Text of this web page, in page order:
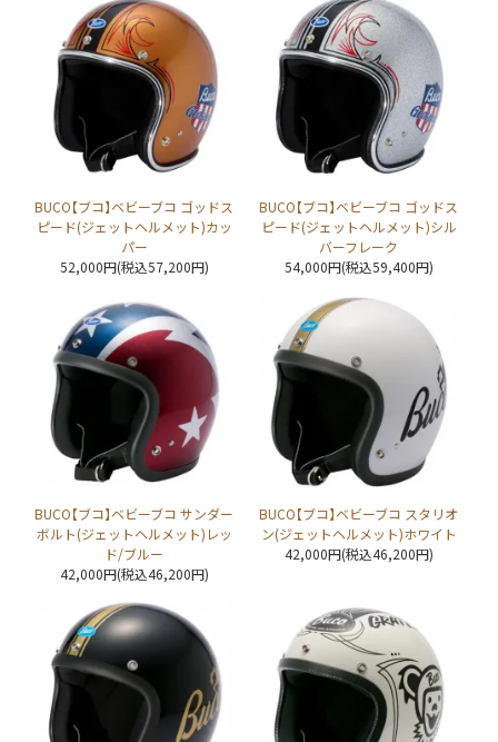
BUCO【ブコ】ベビーブコ ゴッドス
ピード(ジェットヘルメット)カッ
パー
52,000円(税込57,200円)
BUCO【ブコ】ベビーブコ ゴッドス
ピード(ジェットヘルメット)シル
バーフレーク
54,000円(税込59,400円)
BUCO【ブコ】ベビーブコ サンダー
ボルト(ジェットヘルメット)レッ
ド/ブルー
42,000円(税込46,200円)
BUCO【ブコ】ベビーブコ スタリオ
ン(ジェットヘルメット)ホワイト
42,000円(税込46,200円)